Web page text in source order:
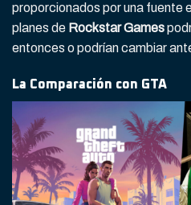
proporcionados por una fuente
planes de Rockstar Games
entonces o podrían cambiar
La Comparación con GTA